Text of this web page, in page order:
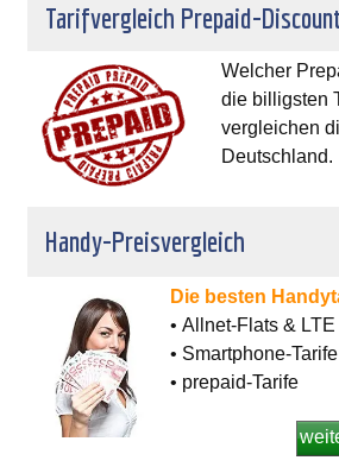
Tarifvergleich Prepaid-
Welcher
die billigsten
vergleichen
Deutschland.
Handy-Preisvergleich
Die besten
• Allnet-Flats & LTE
• Smartphone-Tarife
• prepaid-Tarife